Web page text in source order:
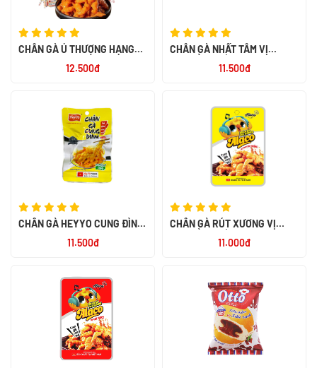
CHÂN GÀ Ủ THƯỢNG HẠNG
12.500đ
CHÂN GÀ NHẤT TÂM VỊ
11.500đ
CHÂN GÀ HEYYO CUNG ĐÌNH
11.500đ
CHÂN GÀ RÚT XƯƠNG VỊ
11.000đ